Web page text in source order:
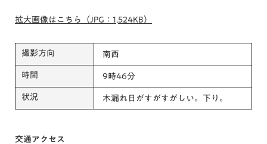
拡大画像はこちら（JPG：1,524KB）
撮影方向 南西
時間 9時46分
状況 木漏れ日がすがすがしい。下り。
交通アクセス